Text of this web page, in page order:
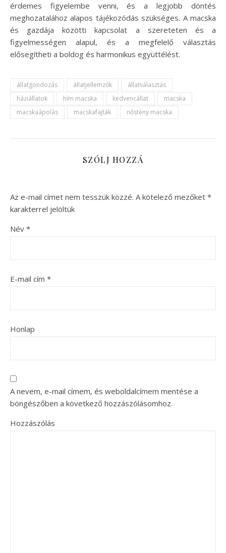
érdemes figyelembe venni, és a legjobb döntés
meghozatalához alapos tájékozódás szükséges. A macska
és gazdája közötti kapcsolat a szereteten és a
figyelmességen alapul, és a megfelelő választás
elősegítheti a boldog és harmonikus együttélést.
állatgondozás állatjellemzők
állatválasztás
háziállatok
hím macska kedvencállat
macska
macskaápolás
macskafajták nőstény macska
SZÓLJ HOZZÁ
Az e-mail címet nem tesszük közzé. A kötelező mezőket *
karakterrel jelöltük
Név *
E-mail cím *
Honlap
A nevem, e-mail címem, és weboldalcímem mentése a
böngészőben a következő hozzászólásomhoz.
Hozzászólás